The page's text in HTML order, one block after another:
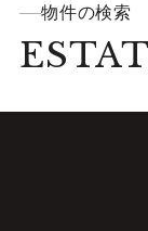
物件の検索